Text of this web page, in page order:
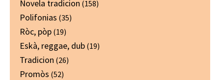
Novela tradicion (158)
Polifonias (35)
Ròc, pòp (19)
Eskà, reggae, dub (19)
Tradicion (26)
Promòs (52)